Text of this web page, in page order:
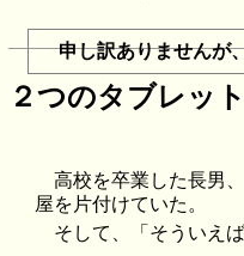
申し訳ありませんが
２つのタブレット
高校を卒業した長男
屋を片付けていた。
そして、「そういえ